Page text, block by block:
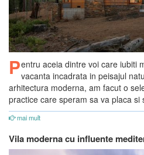
Pentru aceia dintre voi care iubiti
vacanta incadrata in peisajul
arhitectura moderna, am facut o
practice care speram sa va placa si
mai mult
Vila moderna cu influente